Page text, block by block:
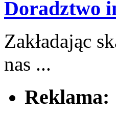
Doradztwo
Zakładając
nas ...
Reklama: